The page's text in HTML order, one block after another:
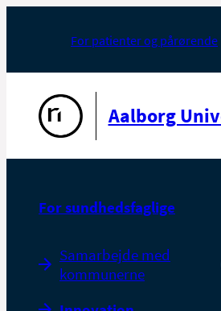
For patienter og pårørende
Aalborg
For sundhedsfaglige
Samarbejde med
kommunerne